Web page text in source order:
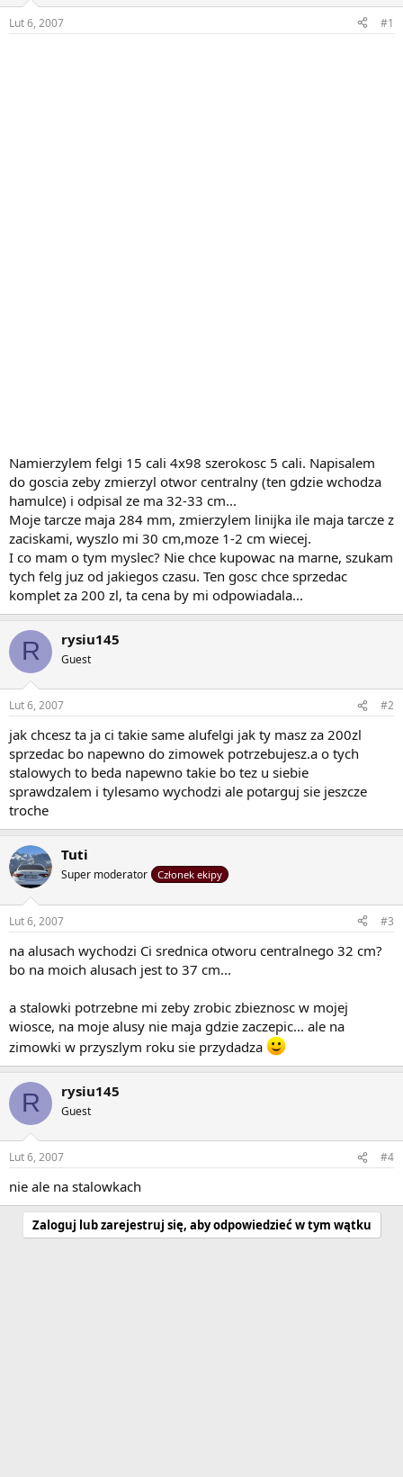
Lut 6, 2007 #1
Namierzylem felgi 15 cali 4x98 szerokosc 5 cali. Napisalem
do goscia zeby zmierzyl otwor centralny (ten gdzie wchodza
hamulce) i odpisal ze ma 32-33 cm...
Moje tarcze maja 284 mm, zmierzylem linijka ile maja tarcze z
zaciskami, wyszlo mi 30 cm,moze 1-2 cm wiecej.
I co mam o tym myslec? Nie chce kupowac na marne, szukam
tych felg juz od jakiegos czasu. Ten gosc chce sprzedac
komplet za 200 zl, ta cena by mi odpowiadala...
R rysiu145
Guest
Lut 6, 2007 #2
jak chcesz ta ja ci takie same alufelgi jak ty masz za 200zl
sprzedac bo napewno do zimowek potrzebujesz.a o tych
stalowych to beda napewno takie bo tez u siebie
sprawdzalem i tylesamo wychodzi ale potarguj sie jeszcze
troche
Tuti
Super moderator Członek ekipy
Lut 6, 2007 #3
na alusach wychodzi Ci srednica otworu centralnego 32 cm?
bo na moich alusach jest to 37 cm...
a stalowki potrzebne mi zeby zrobic zbieznosc w mojej
wiosce, na moje alusy nie maja gdzie zaczepic... ale na
zimowki w przyszlym roku sie przydadza
R rysiu145
Guest
Lut 6, 2007 #4
nie ale na stalowkach
Zaloguj lub zarejestruj się, aby odpowiedzieć w tym wątku